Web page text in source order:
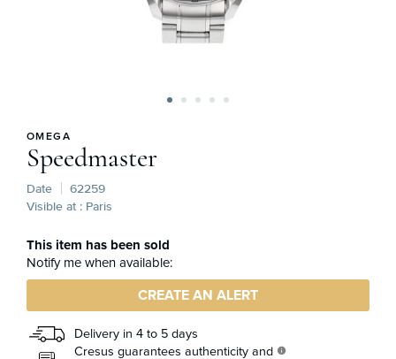
OMEGA
Speedmaster
Date
62259
Visible at : Paris
This item has been sold
Notify me when available:
CREATE AN ALERT
Delivery in 4 to 5 days
Cresus guarantees authenticity and info